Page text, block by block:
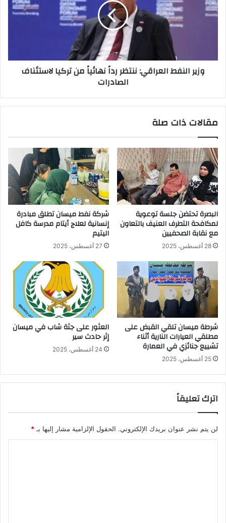
ننتظر
رداً
لاستئناف
الصادراتوزير النفط العراقي: ننتظر رداً نهائياً من تركيا لاستئناف
الصادرات
مقالات ذات صلة
البصرة تحتضن جلسة توعوية
لمكافحة التطرف العنيف بالتعاون
مع نقابة الصحفيين
28 أغسطس، 2025
شركة نفط ميسان تطلق مبادرة
إنسانية لعلاج أيتام مدرسة كافل
اليتيم
27 أغسطس، 2025
شرطة ميسان تلقي القبض على
مطلقي العيارات النارية أثناء
تشييع جنائزي في العمارة
25 أغسطس، 2025
العثور على جثة شاب في ميسان
إثر حادث سير
24 أغسطس، 2025
اترك تعليقاً
لن يتم نشر عنوان بريدك الإلكتروني. الحقول الإلزامية مشار إليها بـ*